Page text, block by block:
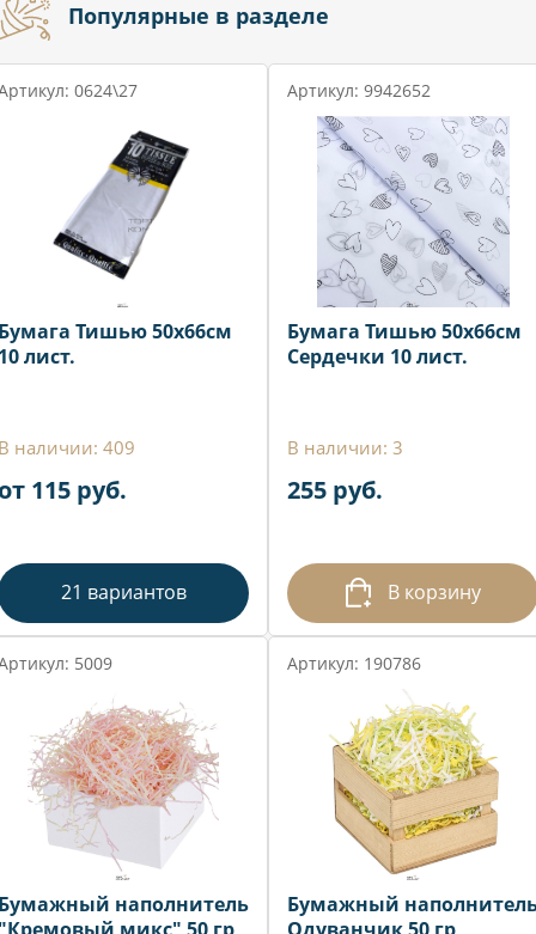
Популярные в разделе
0624\27
Тишью 50х66см
лист.
наличии: 409
115 руб.
21 вариантов
Артикул: 9942652
Бумага Тишью 50х66см
Сердечки 10 лист.
В наличии: 3
255 руб.
В корзину
5009
наполнитель
Артикул: 190786
Бумажный